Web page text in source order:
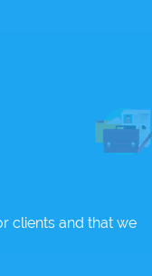
clients and that we